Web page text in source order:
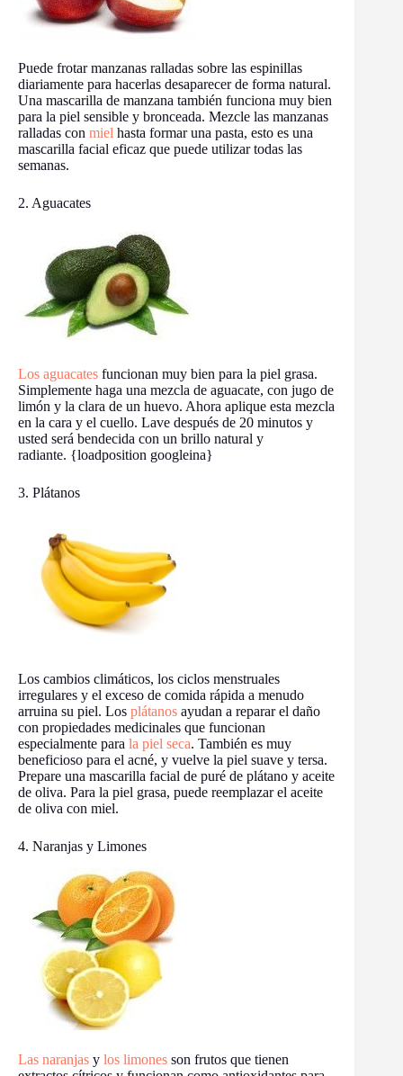
Puede frotar manzanas ralladas sobre las espinillas
diariamente para hacerlas desaparecer de forma natural.
Una mascarilla de manzana también funciona muy bien
para la piel sensible y bronceada. Mezcle las manzanas
ralladas con miel hasta formar una pasta, esto es una
mascarilla facial eficaz que puede utilizar todas las
semanas.
2. Aguacates
Los aguacates funcionan muy bien para la piel grasa.
Simplemente haga una mezcla de aguacate, con jugo de
limón y la clara de un huevo. Ahora aplique esta mezcla
en la cara y el cuello. Lave después de 20 minutos y
usted será bendecida con un brillo natural y
radiante. {loadposition googleina}
3. Plátanos
Los cambios climáticos, los ciclos menstruales
irregulares y el exceso de comida rápida a menudo
arruina su piel. Los plátanos ayudan a reparar el daño
con propiedades medicinales que funcionan
especialmente para la piel seca. También es muy
beneficioso para el acné, y vuelve la piel suave y tersa.
Prepare una mascarilla facial de puré de plátano y aceite
de oliva. Para la piel grasa, puede reemplazar el aceite
de oliva con miel.
4. Naranjas y Limones
Las naranjas y los limones son frutos que tienen